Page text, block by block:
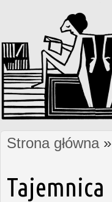
Jesteś tutaj
Strona główna»
Tajemnica